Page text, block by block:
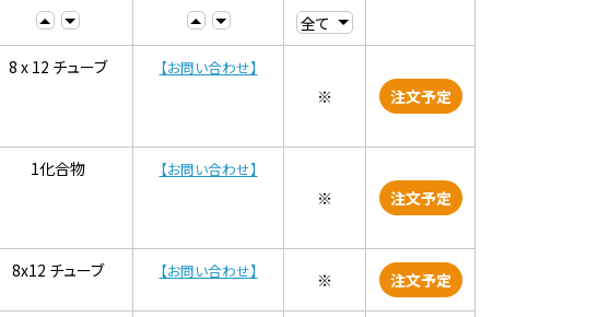
8 x 12 チューブ 【お問い合わせ】
※ 注文予定
1化合物 【お問い合わせ】
※ 注文予定
8x12 チューブ 【お問い合わせ】 ※ 注文予定